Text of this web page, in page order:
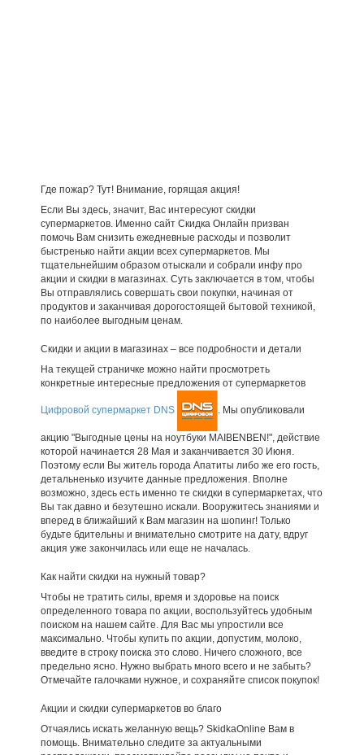
Где пожар? Тут! Внимание, горящая акция!
Если Вы здесь, значит, Вас интересуют скидки
супермаркетов. Именно сайт Скидка Онлайн призван
помочь Вам снизить ежедневные расходы и позволит
быстренько найти акции всех супермаркетов. Мы
тщательнейшим образом отыскали и собрали инфу про
акции и скидки в магазинах. Суть заключается в том, чтобы
Вы отправлялись совершать свои покупки, начиная от
продуктов и заканчивая дорогостоящей бытовой техникой,
по наиболее выгодным ценам.
Скидки и акции в магазинах – все подробности и детали
На текущей страничке можно найти просмотреть
конкретные интересные предложения от супермаркетов
Цифровой супермаркет DNS . Мы опубликовали
акцию "Выгодные цены на ноутбуки MAIBENBEN!", действие
которой начинается 28 Мая и заканчивается 30 Июня.
Поэтому если Вы житель города Апатиты либо же его гость,
детальненько изучите данные предложения. Вполне
возможно, здесь есть именно те скидки в супермаркетах, что
Вы так давно и безутешно искали. Вооружитесь знаниями и
вперед в ближайший к Вам магазин на шопинг! Только
будьте бдительны и внимательно смотрите на дату, вдруг
акция уже закончилась или еще не началась.
Как найти скидки на нужный товар?
Чтобы не тратить силы, время и здоровье на поиск
определенного товара по акции, воспользуйтесь удобным
поиском на нашем сайте. Для Вас мы упростили все
максимально. Чтобы купить по акции, допустим, молоко,
введите в строку поиска это слово. Ничего сложного, все
предельно ясно. Нужно выбрать много всего и не забыть?
Отмечайте галочками нужное, и сохраняйте список покупок!
Акции и скидки супермаркетов во благо
Отчаялись искать желанную вещь? SkidkaOnline Вам в
помощь. Внимательно следите за актуальными